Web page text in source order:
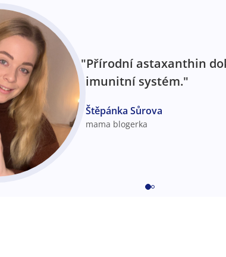
"Přírodní astaxanthin
imunitní systém."
Štěpánka Sůrova
mama blogerka